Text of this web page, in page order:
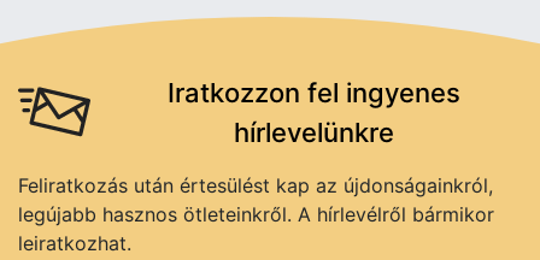
Iratkozzon fel ingyenes
hírlevelünkre
Feliratkozás után értesülést kap az újdonságainkról,
legújabb hasznos ötleteinkről. A hírlevélről bármikor
leiratkozhat.